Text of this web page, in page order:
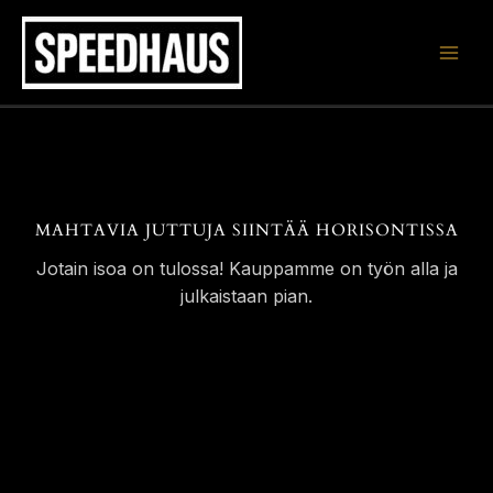
Siirry
sisältöön
MAHTAVIA JUTTUJA SIINTÄÄ HORISONTISSA
Jotain isoa on tulossa! Kauppamme on työn alla ja
julkaistaan pian.